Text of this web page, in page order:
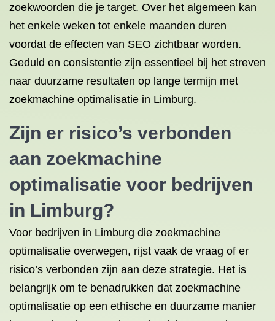
zoekwoorden die je target. Over het algemeen kan
het enkele weken tot enkele maanden duren
voordat de effecten van SEO zichtbaar worden.
Geduld en consistentie zijn essentieel bij het streven
naar duurzame resultaten op lange termijn met
zoekmachine optimalisatie in Limburg.
Zijn er risico’s verbonden
aan zoekmachine
optimalisatie voor bedrijven
in Limburg?
Voor bedrijven in Limburg die zoekmachine
optimalisatie overwegen, rijst vaak de vraag of er
risico’s verbonden zijn aan deze strategie. Het is
belangrijk om te benadrukken dat zoekmachine
optimalisatie op een ethische en duurzame manier